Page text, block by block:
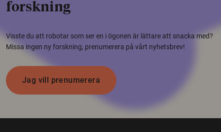
forskning
Visste du att robotar som ser en i ögonen är lättare att snacka med?
Missa ingen ny forskning, prenumerera på vårt nyhetsbrev!
Jag vill prenumerera